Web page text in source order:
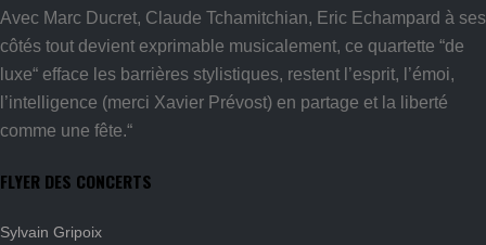
Avec Marc Ducret, Claude Tchamitchian, Eric Echampard à ses
côtés tout devient exprimable musicalement, ce quartette “de
luxe“ efface les barrières stylistiques, restent l’esprit, l’émoi,
l’intelligence (merci Xavier Prévost) en partage et la liberté
comme une fête.“
FLYER DES CONCERTS
Sylvain Gripoix